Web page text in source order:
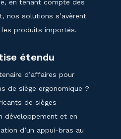
en tenant compte des
nos solutions s’avèrent
produits importés.
étendu
d’affaires pour
de siège ergonomique ?
de sièges
développement et en
d’un appui-bras au